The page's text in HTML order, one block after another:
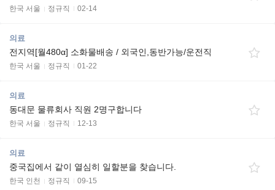
한국 서울 정규직 02-14
의료
전지역[월480α] 소화물배송 / 외국인,동반가능/운전직
한국 서울 정규직 01-22
의료
동대문 물류회사 직원 2명구합니다
한국 서울 정규직 12-13
의료
중국집에서 같이 열심히 일할분을 찾습니다.
한국 인천 정규직 09-15